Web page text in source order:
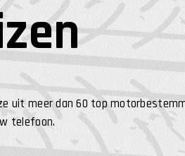
uit meer dan 60 top
telefoon.